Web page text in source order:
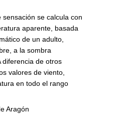
se calcula con
aparente, basada
de un adulto,
a la sombra
diferencia de otros
valores de viento,
en todo el rango
Aragón